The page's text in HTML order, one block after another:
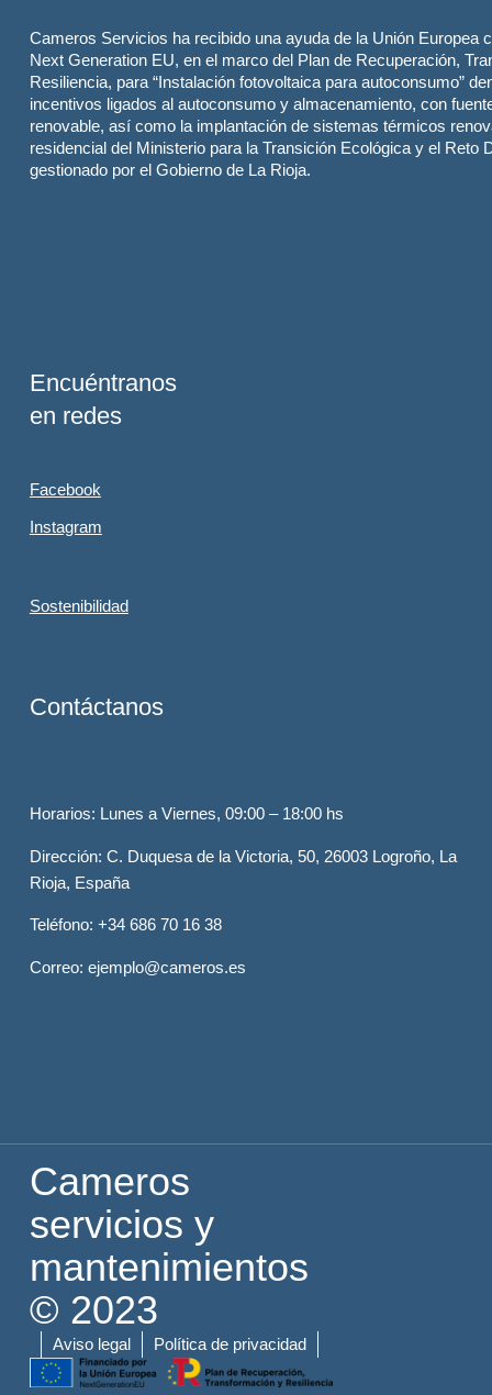
Cameros Servicios ha recibido una ayuda de la Unión Europea
Next Generation EU, en el marco del Plan de Recuperación,
Resiliencia, para “Instalación fotovoltaica para autoconsumo”
incentivos ligados al autoconsumo y almacenamiento, con
renovable, así como la implantación de sistemas térmicos
residencial del Ministerio para la Transición Ecológica y el Reto
gestionado por el Gobierno de La Rioja.
Encuéntranos
en redes
Facebook
Instagram
Sostenibilidad
Contáctanos
Horarios: Lunes a Viernes, 09:00 – 18:00 hs
Dirección: C. Duquesa de la Victoria, 50, 26003 Logroño, La
Rioja, España
Teléfono: +34 686 70 16 38
Correo: ejemplo@cameros.es
Cameros
servicios y
mantenimientos
© 2023
Aviso legal Política de privacidad